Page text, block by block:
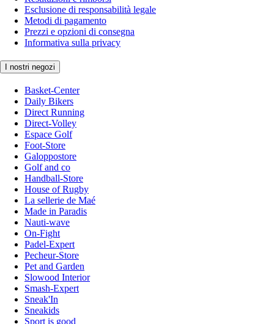
Esclusione di responsabilità legale
Metodi di pagamento
Prezzi e opzioni di consegna
Informativa sulla privacy
I nostri negozi
Basket-Center
Daily Bikers
Direct Running
Direct-Volley
Espace Golf
Foot-Store
Galoppostore
Golf and co
Handball-Store
House of Rugby
La sellerie de Maé
Made in Paradis
Nauti-wave
On-Fight
Padel-Expert
Pecheur-Store
Pet and Garden
Slowood Interior
Smash-Expert
Sneak'In
Sneakids
Sport is good